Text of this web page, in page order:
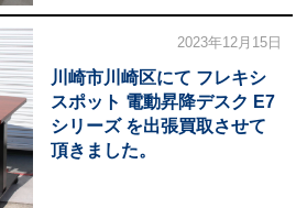
2023年12月15日
川崎市川崎区にて フレキシ
スポット 電動昇降デスク E7
シリーズ を出張買取させて
頂きました。